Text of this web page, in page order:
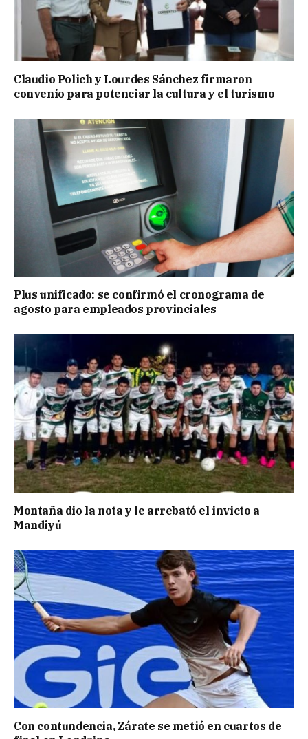
Claudio Polich y Lourdes Sánchez firmaron
convenio para potenciar la cultura y el turismo
Plus unificado: se confirmó el cronograma de
agosto para empleados provinciales
Montaña dio la nota y le arrebató el invicto a
Mandiyú
Con contundencia, Zárate se metió en cuartos de